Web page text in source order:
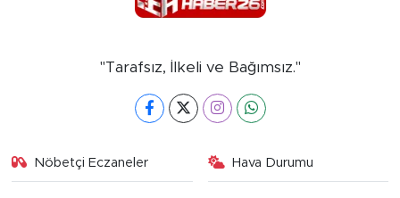
"Tarafsız, İlkeli ve Bağımsız."
Nöbetçi Eczaneler Hava Durumu